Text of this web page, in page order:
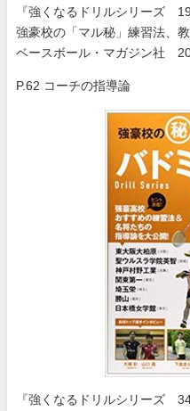
『強くなるドリルシリーズ 19
強豪校の「マル秘」練習法、
ベースボール・マガジン社
P.62 コーチの指導論
『強くなるドリルシリーズ 34